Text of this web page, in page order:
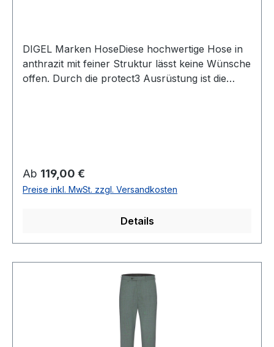
DIGEL Marken HoseDiese hochwertige Hose in
anthrazit mit feiner Struktur lässt keine Wünsche
offen. Durch die protect3 Ausrüstung ist die
modern fitFußweite: 38 cmSchmutz und -
wasserabweisend durch protect3 Ausrüstung54
% Polyester 44 % Wolle 2 % ElastanChemische
Regulärer Preis:
Ab 119,00 €
Preise inkl. MwSt. zzgl. Versandkosten
Details